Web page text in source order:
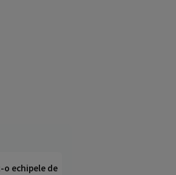
o echipele de